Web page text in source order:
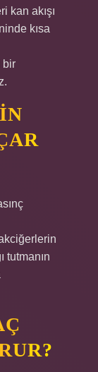
kan akışı
kısa
bir
tutmanın